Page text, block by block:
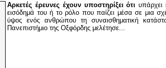
Αρκετές έρευνες έχουν υποστηρίξει ότι
εισόδημά του ή το ρόλο που παίζει μέσα σε μια
ύψος ενός ανθρώπου τη συναισθηματική
Πανεπιστήμιο της Οξφόρδης μελέτησε...